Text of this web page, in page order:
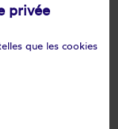
la-chenard
privée
que les cookies